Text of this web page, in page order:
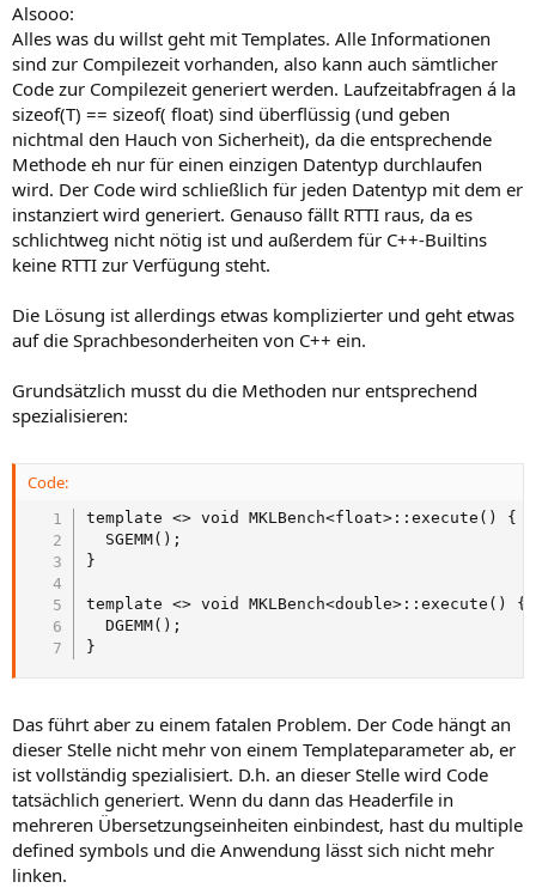
Alsooo:
Alles was du willst geht mit Templates. Alle Informationen
sind zur Compilezeit vorhanden, also kann auch sämtlicher
Code zur Compilezeit generiert werden. Laufzeitabfragen á la
sizeof(T) == sizeof( float) sind überflüssig (und geben
nichtmal den Hauch von Sicherheit), da die entsprechende
Methode eh nur für einen einzigen Datentyp durchlaufen
wird. Der Code wird schließlich für jeden Datentyp mit dem er
instanziert wird generiert. Genauso fällt RTTI raus, da es
schlichtweg nicht nötig ist und außerdem für C++-Builtins
keine RTTI zur Verfügung steht.
Die Lösung ist allerdings etwas komplizierter und geht etwas
auf die Sprachbesonderheiten von C++ ein.
Grundsätzlich musst du die Methoden nur entsprechend
spezialisieren:
Code:
template <> void MKLBench<float>::execute() {
  SGEMM();
}
template <> void MKLBench<double>::execute() {
  DGEMM();
}
Das führt aber zu einem fatalen Problem. Der Code hängt an
dieser Stelle nicht mehr von einem Templateparameter ab, er
ist vollständig spezialisiert. D.h. an dieser Stelle wird Code
tatsächlich generiert. Wenn du dann das Headerfile in
mehreren Übersetzungseinheiten einbindest, hast du multiple
defined symbols und die Anwendung lässt sich nicht mehr
linken.